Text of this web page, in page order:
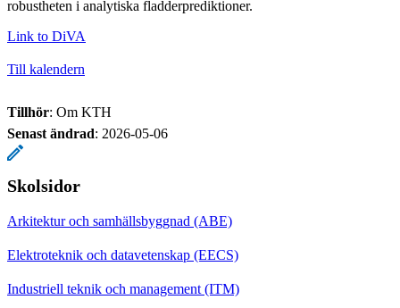
robustheten i analytiska fladderprediktioner.
Link to DiVA
Till kalendern
Tillhör: Om KTH
Senast ändrad: 2026-05-06
Skolsidor
Arkitektur och samhällsbyggnad (ABE)
Elektroteknik och datavetenskap (EECS)
Industriell teknik och management (ITM)